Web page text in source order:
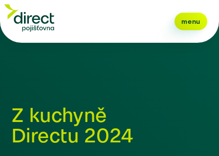
menu
Z kuchyně
Directu 2024